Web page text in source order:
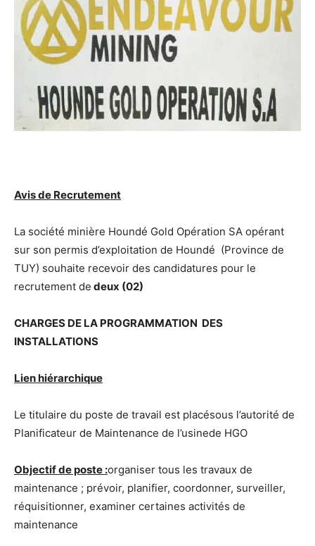
Avis de Recrutement
La société minière Houndé Gold Opération SA opérant
sur son permis d’exploitation de Houndé (Province de
TUY) souhaite recevoir des candidatures pour le
recrutement de deux (02)
CHARGES DE LA PROGRAMMATION DES
INSTALLATIONS
Lien hiérarchique
Le titulaire du poste de travail est placésous l’autorité de
Planificateur de Maintenance de l’usinede HGO
Objectif de poste :organiser tous les travaux de
maintenance ; prévoir, planifier, coordonner, surveiller,
réquisitionner, examiner certaines activités de
maintenance